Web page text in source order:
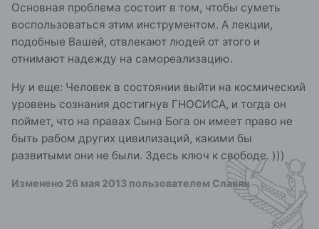
Основная проблема состоит в том, чтобы суметь
воспользоваться этим инструментом. А лекции,
подобные Вашей, отвлекают людей от этого и
отнимают надежду на самореализацию.
Ну и еще: Человек в состоянии выйти на космический
уровень сознания достигнув ГНОСИСА, и тогда он
поймет, что на правах Сына Бога он имеет право не
быть рабом других цивилизаций, какими бы
развитыми они не были. Здесь ключ к свободе. )))
Изменено 26 мая 2013 пользователем Славян